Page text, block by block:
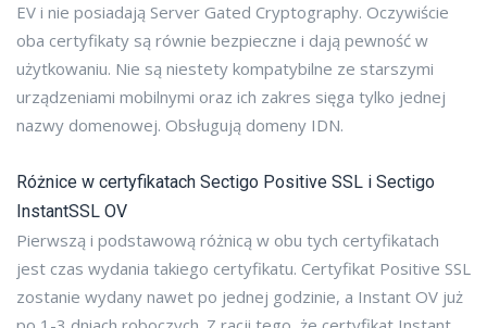
EV i nie posiadają Server Gated Cryptography. Oczywiście
oba certyfikaty są równie bezpieczne i dają pewność w
użytkowaniu. Nie są niestety kompatybilne ze starszymi
urządzeniami mobilnymi oraz ich zakres sięga tylko jednej
nazwy domenowej. Obsługują domeny IDN.
Różnice w certyfikatach Sectigo Positive SSL i Sectigo
InstantSSL OV
Pierwszą i podstawową różnicą w obu tych certyfikatach
jest czas wydania takiego certyfikatu. Certyfikat Positive SSL
zostanie wydany nawet po jednej godzinie, a Instant OV już